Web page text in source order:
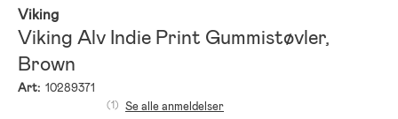
Viking
Viking Alv Indie Print Gummistøvler,
Brown
Art: 10289371
(1) Se alle anmeldelser